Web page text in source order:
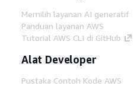
Memilih layanan AI generatif
Panduan layanan AWS
Tutorial AWS CLI di GitHub
Alat Developer
Pustaka Contoh Kode AWS